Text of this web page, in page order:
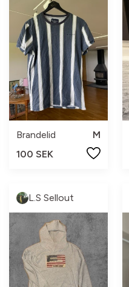
Brandelid
M
100 SEK
L.S Sellout